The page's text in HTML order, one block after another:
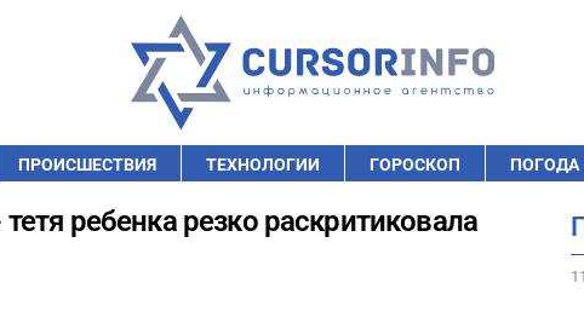
ПРОИСШЕСТВИЯ ТЕХНОЛОГИИ ГОРОСКОП ПОГОДА
ребенка резко раскритиковала